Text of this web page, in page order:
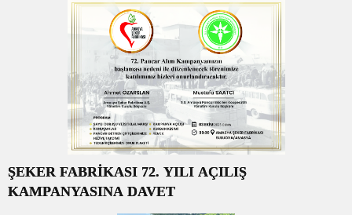
ŞEKER FABRİKASI 72. YILI AÇILIŞ
KAMPANYASINA DAVET